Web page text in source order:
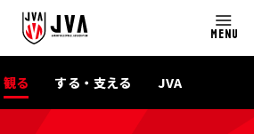
MENU
観る する・支える JVA